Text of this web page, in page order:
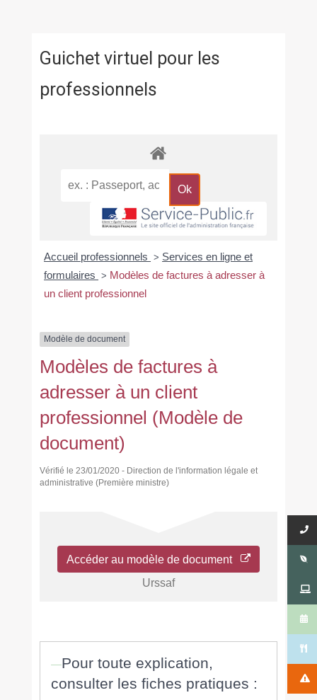
Guichet virtuel pour les
professionnels
Accueil professionnels > Services en ligne et
formulaires > Modèles de factures à adresser à
un client professionnel
Modèle de document
Modèles de factures à
adresser à un client
professionnel (Modèle de
document)
Vérifié le 23/01/2020 - Direction de l'information légale et
administrative (Première ministre)
Accéder au modèle de document
Urssaf
Pour toute explication,
consulter les fiches pratiques :